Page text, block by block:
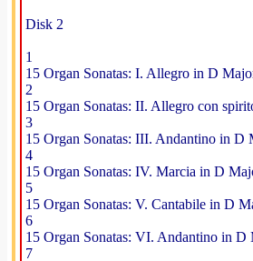
Disk 2
1
15 Organ Sonatas: I. Allegro in D
2
15 Organ Sonatas: II. Allegro con
3
15 Organ Sonatas: III. Andantino in D
4
15 Organ Sonatas: IV. Marcia in D
5
15 Organ Sonatas: V. Cantabile in D
6
15 Organ Sonatas: VI. Andantino in D
7